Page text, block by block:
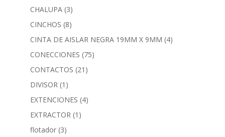
CHALUPA (3)
CINCHOS (8)
CINTA DE AISLAR NEGRA 19MM X 9MM (4)
CONECCIONES (75)
CONTACTOS (21)
DIVISOR (1)
EXTENCIONES (4)
EXTRACTOR (1)
flotador (3)